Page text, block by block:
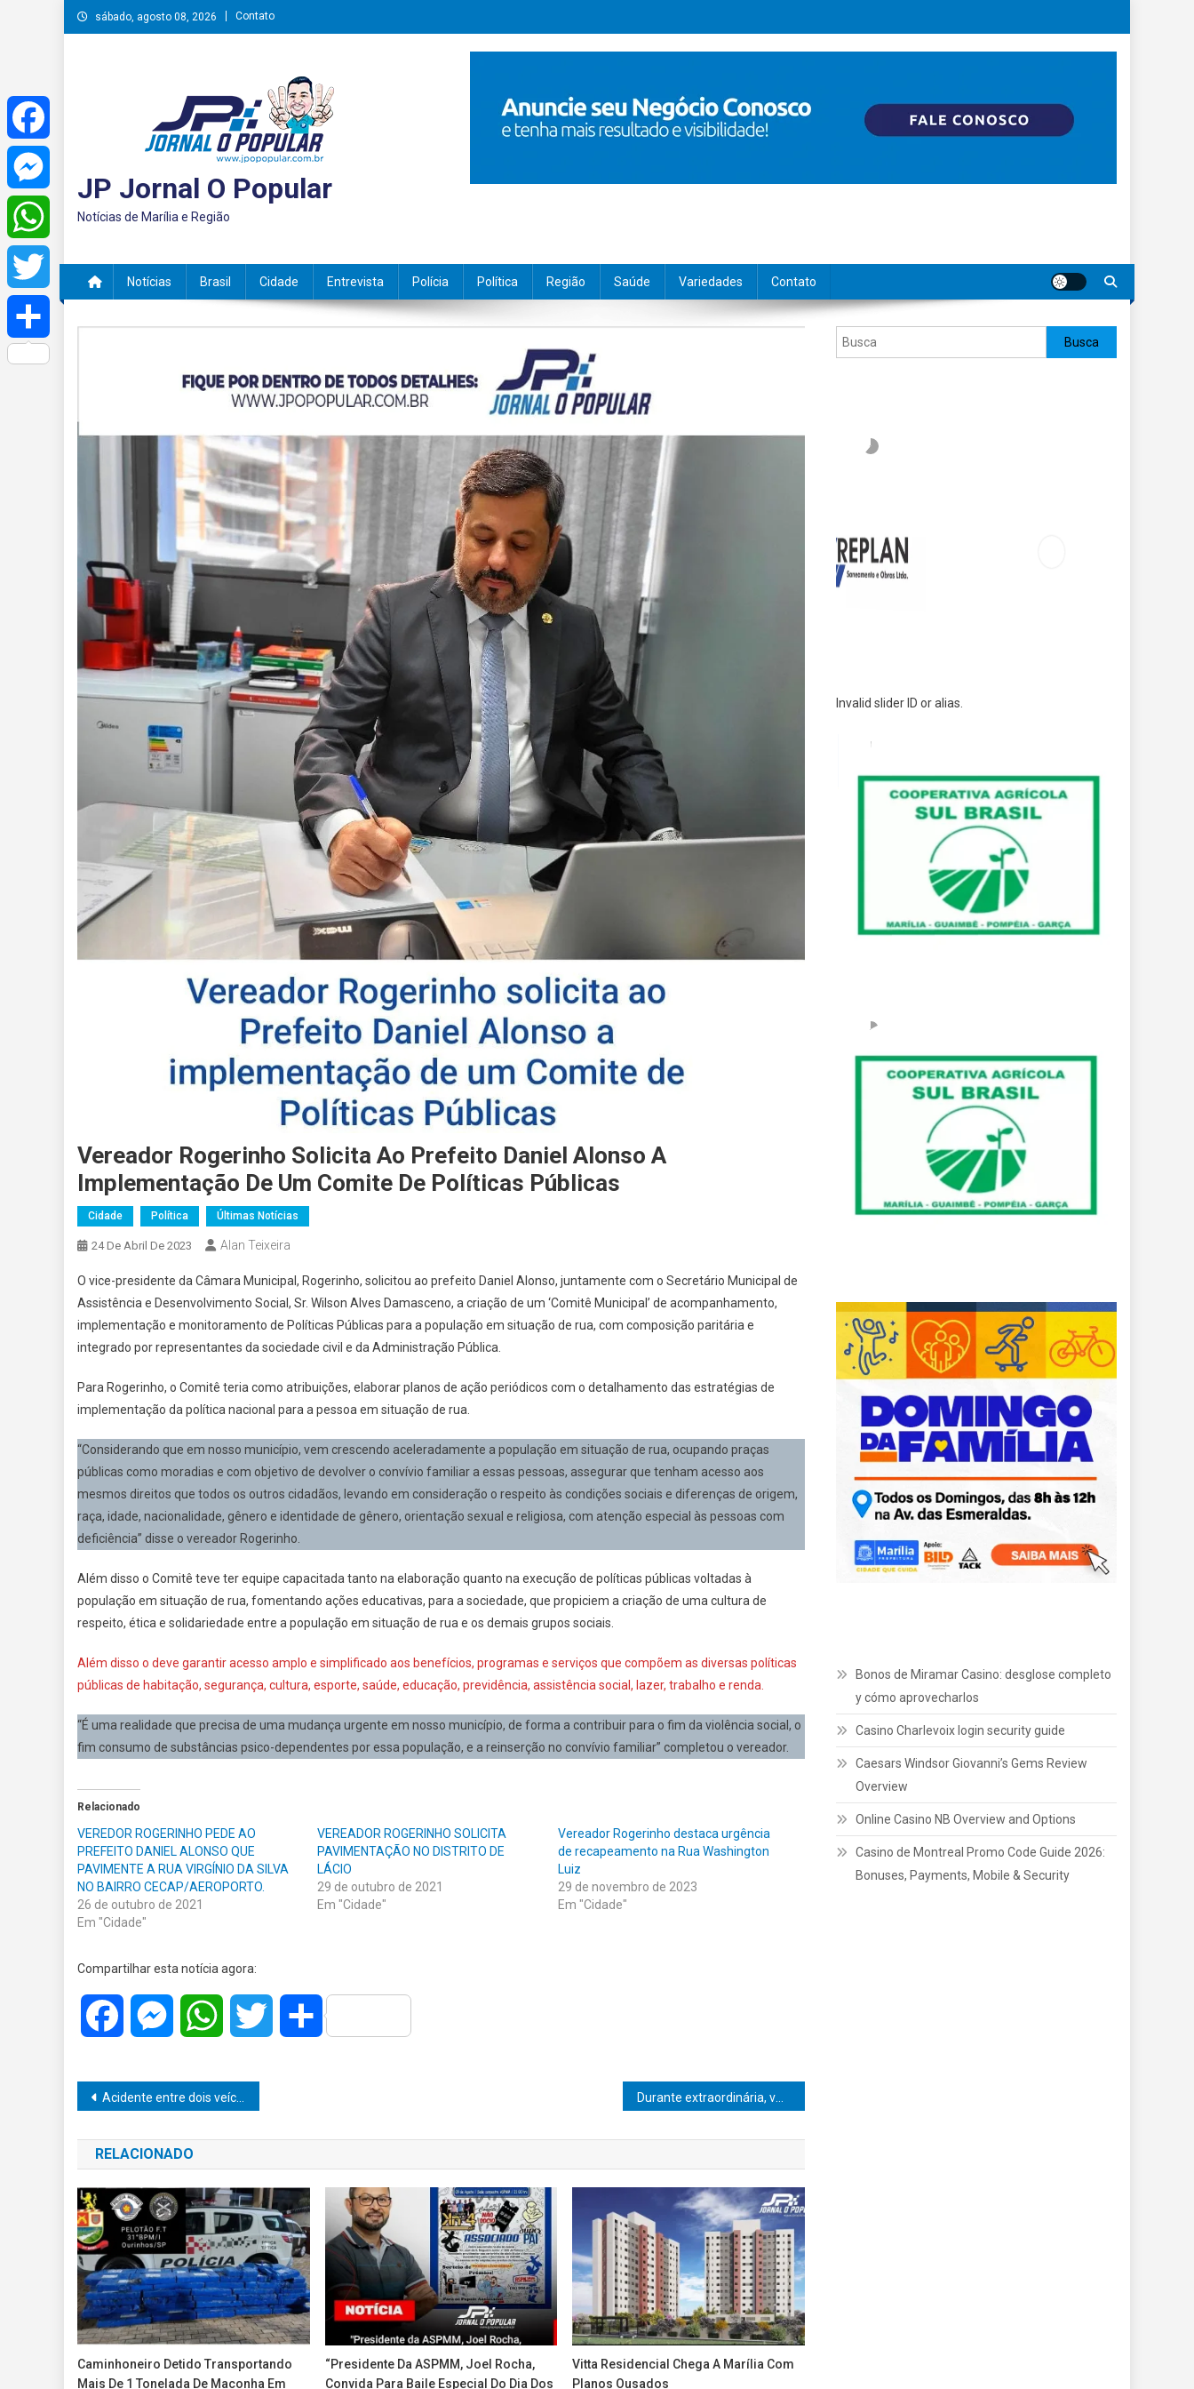
Skip
to
sábado, agosto 08, 2026 Contato
JP Jornal O Popular
Notícias de Marília e Região
Notícias Brasil Cidade Entrevista Polícia Política Região Saúde Variedades Contato
Vereador Rogerinho Solicita Ao Prefeito Daniel Alonso A
Implementação De Um Comite De Políticas Públicas
Cidade Política Últimas Notícias
24 De Abril De 2023 Alan Teixeira
O vice-presidente da Câmara Municipal, Rogerinho, solicitou ao prefeito Daniel Alonso, juntamente com o Secretário Municipal de
Assistência e Desenvolvimento Social, Sr. Wilson Alves Damasceno, a criação de um ‘Comitê Municipal’ de acompanhamento,
implementação e monitoramento de Políticas Públicas para a população em situação de rua, com composição paritária e
integrado por representantes da sociedade civil e da Administração Pública.
Para Rogerinho, o Comitê teria como atribuições, elaborar planos de ação periódicos com o detalhamento das estratégias de
implementação da política nacional para a pessoa em situação de rua.
“Considerando que em nosso município, vem crescendo aceleradamente a população em situação de rua, ocupando praças
públicas como moradias e com objetivo de devolver o convívio familiar a essas pessoas, assegurar que tenham acesso aos
mesmos direitos que todos os outros cidadãos, levando em consideração o respeito às condições sociais e diferenças de origem,
raça, idade, nacionalidade, gênero e identidade de gênero, orientação sexual e religiosa, com atenção especial às pessoas com
deficiência” disse o vereador Rogerinho.
Além disso o Comitê teve ter equipe capacitada tanto na elaboração quanto na execução de políticas públicas voltadas à
população em situação de rua, fomentando ações educativas, para a sociedade, que propiciem a criação de uma cultura de
respeito, ética e solidariedade entre a população em situação de rua e os demais grupos sociais.
Além disso o deve garantir acesso amplo e simplificado aos benefícios, programas e serviços que compõem as diversas políticas
públicas de habitação, segurança, cultura, esporte, saúde, educação, previdência, assistência social, lazer, trabalho e renda.
“É uma realidade que precisa de uma mudança urgente em nosso município, de forma a contribuir para o fim da violência social, o
fim consumo de substâncias psico-dependentes por essa população, e a reinserção no convívio familiar” completou o vereador.
Relacionado
VEREDOR ROGERINHO PEDE AO
PREFEITO DANIEL ALONSO QUE
PAVIMENTE A RUA VIRGÍNIO DA SILVA
NO BAIRRO CECAP/AEROPORTO.
26 de outubro de 2021
Em "Cidade"
VEREADOR ROGERINHO SOLICITA
PAVIMENTAÇÃO NO DISTRITO DE
LÁCIO
29 de outubro de 2021
Em "Cidade"
Vereador Rogerinho destaca urgência
de recapeamento na Rua Washington
Luiz
29 de novembro de 2023
Em "Cidade"
Compartilhar esta notícia agora:
Facebook MessengerWhatsAppTwitter Share
Navegação
de
Post
Acidente entre dois veículos deixa carro capotado na rua São Carlos Durante extraordinária, vereadores aprovam a criação da Rádio Câmara FM
RELACIONADO
Caminhoneiro Detido Transportando
Mais De 1 Tonelada De Maconha Em
“Presidente Da ASPMM, Joel Rocha,
Convida Para Baile Especial Do Dia Dos
Vitta Residencial Chega A Marília Com
Planos Ousados
Pesquisar Busca
y cómo aprovecharlos
Caesars Windsor Giovanni’s Gems Review
Bonuses, Payments, Mobile & Security
Facebook
Messenger
WhatsApp
Twitter
Share